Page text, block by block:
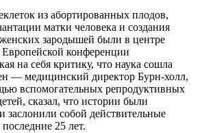
из абортированных плодов,
матки человека и создания
зародышей были в центре
конференции
на себя критику, что наука сошла
— медицинский директор Бурн-холл,
вспомогательных репродуктивных
сказал, что истории были
заслонили собой действительные
25 лет.